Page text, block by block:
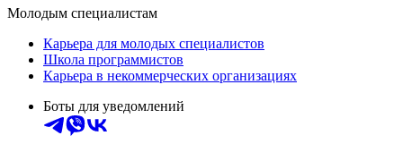
Молодым специалистам
Карьера для молодых специалистов
Школа программистов
Карьера в некоммерческих организациях
Боты для уведомлений